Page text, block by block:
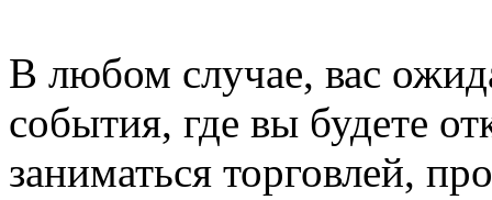
В любом случае, вас
события, где вы будете
заниматься торговлей,